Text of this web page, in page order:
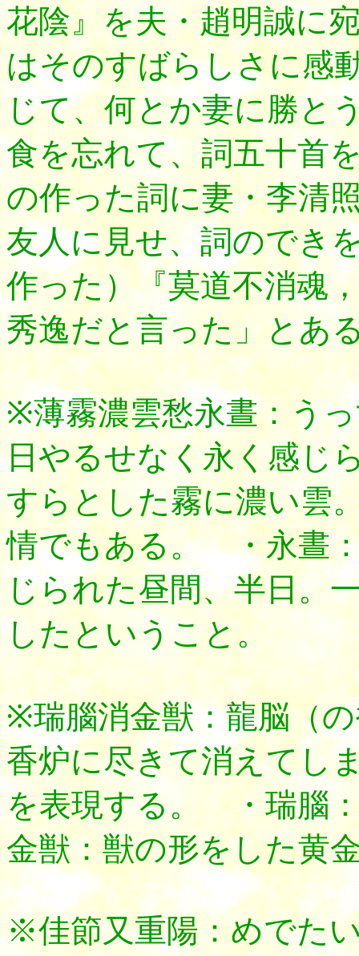
花陰』を夫・趙明誠に
はそのすばらしさに感
じて、何とか妻に勝と
食を忘れて、詞五十首
の作った詞に妻・李清
友人に見せ、詞のでき
作った）『莫道不消魂
秀逸だと言った」とあ
※薄霧濃雲愁永晝：う
日やるせなく永く感じ
すらとした霧に濃い雲
情でもある。 ・永晝
じられた昼間、半日。
したということ。
※瑞腦消金獣：龍脳（
香炉に尽きて消えてし
を表現する。 ・瑞腦
金獣：獣の形をした黄
※佳節又重陽：めでた